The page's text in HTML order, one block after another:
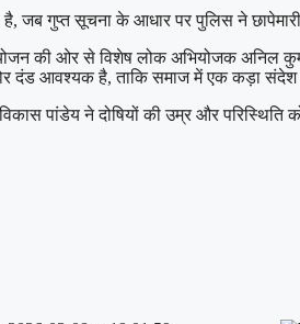
जब गुप्त सूचना के आधार पर पुलिस ने
की ओर से विशेष लोक अभियोजक अनिल
दंड आवश्यक है, ताकि समाज में एक कड़ा संदेश
पांडेय ने दोषियों की उम्र और